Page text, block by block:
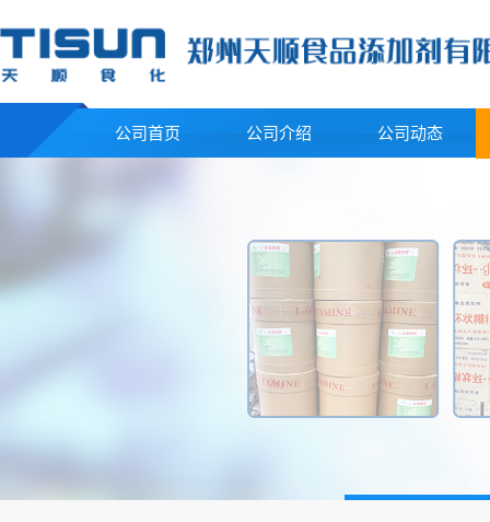
公司首页 公司介绍 公司动态